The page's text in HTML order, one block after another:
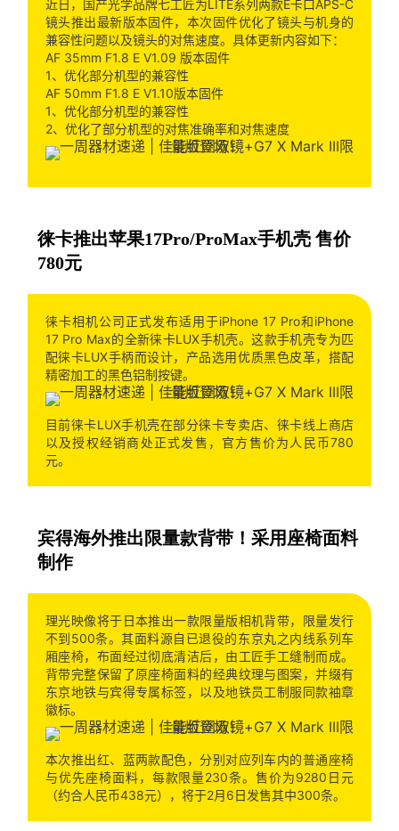
近日，国产光学品牌七工匠为LITE系列两款E卡口APS-C
镜头推出最新版本固件，本次固件优化了镜头与机身的
兼容性问题以及镜头的对焦速度。具体更新内容如下：
AF 35mm F1.8 E V1.09 版本固件
1、优化部分机型的兼容性
AF 50mm F1.8 E V1.10版本固件
1、优化部分机型的兼容性
2、优化了部分机型的对焦准确率和对焦速度
徕卡推出苹果17Pro/ProMax手机壳 售价
780元
徕卡相机公司正式发布适用于iPhone 17 Pro和iPhone
17 Pro Max的全新徕卡LUX手机壳。这款手机壳专为匹
配徕卡LUX手柄而设计，产品选用优质黑色皮革，搭配
精密加工的黑色铝制按键。
目前徕卡LUX手机壳在部分徕卡专卖店、徕卡线上商店
以及授权经销商处正式发售，官方售价为人民币780
元。
宾得海外推出限量款背带！采用座椅面料
制作
理光映像将于日本推出一款限量版相机背带，限量发行
不到500条。其面料源自已退役的东京丸之内线系列车
厢座椅，布面经过彻底清洁后，由工匠手工缝制而成。
背带完整保留了原座椅面料的经典纹理与图案，并缀有
东京地铁与宾得专属标签，以及地铁员工制服同款袖章
徽标。
本次推出红、蓝两款配色，分别对应列车内的普通座椅
与优先座椅面料，每款限量230条。售价为9280日元
（约合人民币438元），将于2月6日发售其中300条。